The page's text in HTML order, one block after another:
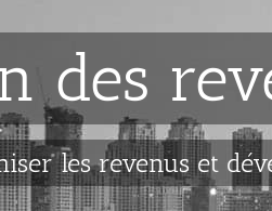
des
les revenus et